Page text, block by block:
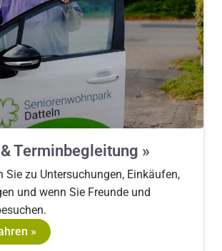
Terminbegleitung »
Sie zu Untersuchungen, Einkäufen,
und wenn Sie Freunde und
»